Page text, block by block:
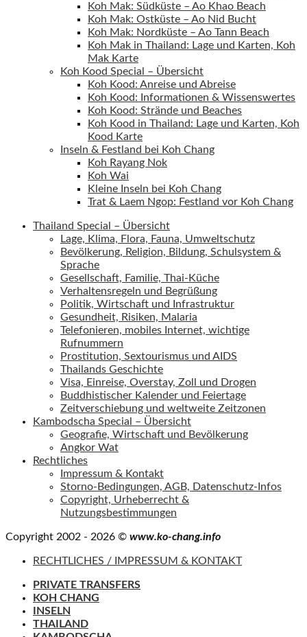
Koh Mak: Südküste – Ao Khao Beach
Koh Mak: Ostküste – Ao Nid Bucht
Koh Mak: Nordküste – Ao Tann Beach
Koh Mak in Thailand: Lage und Karten, Koh
Mak Karte
Koh Kood Special – Übersicht
Koh Kood: Anreise und Abreise
Koh Kood: Informationen & Wissenswertes
Koh Kood: Strände und Beaches
Koh Kood in Thailand: Lage und Karten, Koh
Kood Karte
Inseln & Festland bei Koh Chang
Koh Rayang Nok
Koh Wai
Kleine Inseln bei Koh Chang
Trat & Laem Ngop: Festland vor Koh Chang
Thailand Special – Übersicht
Lage, Klima, Flora, Fauna, Umweltschutz
Bevölkerung, Religion, Bildung, Schulsystem &
Sprache
Gesellschaft, Familie, Thai-Küche
Verhaltensregeln und Begrüßung
Politik, Wirtschaft und Infrastruktur
Gesundheit, Risiken, Malaria
Telefonieren, mobiles Internet, wichtige
Rufnummern
Prostitution, Sextourismus und AIDS
Thailands Geschichte
Visa, Einreise, Overstay, Zoll und Drogen
Buddhistischer Kalender und Feiertage
Zeitverschiebung und weltweite Zeitzonen
Kambodscha Special – Übersicht
Geografie, Wirtschaft und Bevölkerung
Angkor Wat
Rechtliches
Impressum & Kontakt
Storno-Bedingungen, AGB, Datenschutz-Infos
Copyright, Urheberrecht &
Nutzungsbestimmungen
Copyright 2002 - 2026 © www.ko-chang.info
RECHTLICHES / IMPRESSUM & KONTAKT
PRIVATE TRANSFERS
KOH CHANG
INSELN
THAILAND